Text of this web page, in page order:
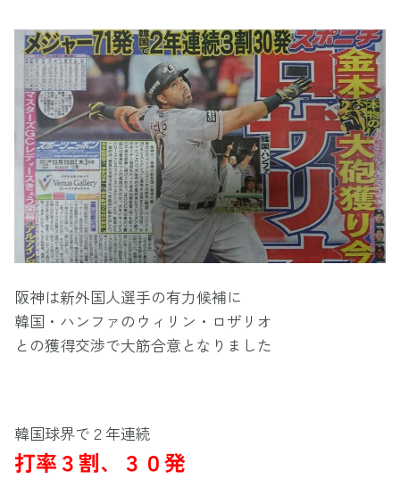
阪神は新外国人選手の有力候補に
韓国・ハンファのウィリン・ロザリオ
との獲得交渉で大筋合意となりました
韓国球界で２年連続
打率３割、３０発